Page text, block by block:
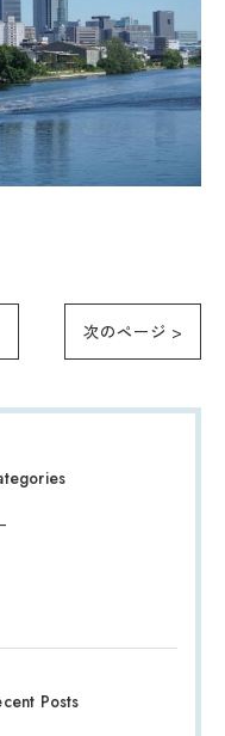
次のページ >
Posts